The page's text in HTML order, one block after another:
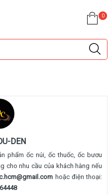
0
DEN
phẩm ốc núi, ốc thuốc, ốc bươu
cho nhu cầu của khách hàng nếu
hoặc điện thoại: